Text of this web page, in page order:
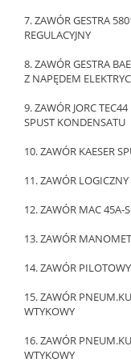
7. ZAWÓR GESTRA
REGULACYJNY
8. ZAWÓR GESTRA
Z NAPĘDEM
9. ZAWÓR JORC TEC44
SPUST KONDENSATU
10. ZAWÓR KAESER
11. ZAWÓR
12. ZAWÓR MAC 45A-
13. ZAWÓR
14. ZAWÓR
15. ZAWÓR
WTYKOWY
16. ZAWÓR
WTYKOWY